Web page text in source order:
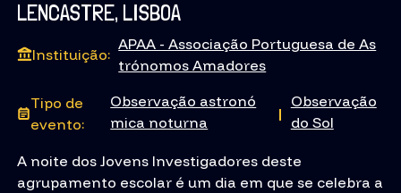
LENCASTRE, LISBOA
Instituição:
APAA - Associação Portuguesa de As
trónomos Amadores
Tipo de
evento:
Observação astronó
mica noturna
|
Observação
do Sol
A noite dos Jovens Investigadores deste
agrupamento escolar é um dia em que se celebra a